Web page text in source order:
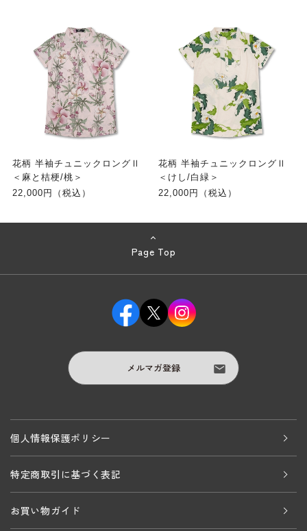
花柄 半袖チュニックロングⅡ
＜麻と桔梗/桃＞
22,000円（税込）
花柄 半袖チュニックロングⅡ
＜けし/白緑＞
22,000円（税込）
Page Top
メルマガ登録
個人情報保護ポリシー
特定商取引に基づく表記
お買い物ガイド